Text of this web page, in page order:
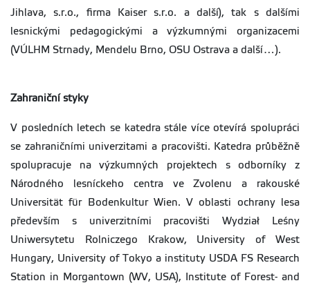
Jihlava, s.r.o., firma Kaiser s.r.o. a další), tak s dalšími
lesnickými pedagogickými a výzkumnými organizacemi
(VÚLHM Strnady, Mendelu Brno, OSU Ostrava a další…).
Zahraniční styky
V posledních letech se katedra stále více otevírá spolupráci
se zahraničními univerzitami a pracovišti. Katedra průběžně
spolupracuje na výzkumných projektech s odborníky z
Národného lesníckeho centra ve Zvolenu a rakouské
Universität für Bodenkultur Wien. V oblasti ochrany lesa
především s univerzitními pracovišti Wydział Leśny
Uniwersytetu Rolniczego Krakow, University of West
Hungary, University of Tokyo a instituty USDA FS Research
Station in Morgantown (WV, USA), Institute of Forest- and